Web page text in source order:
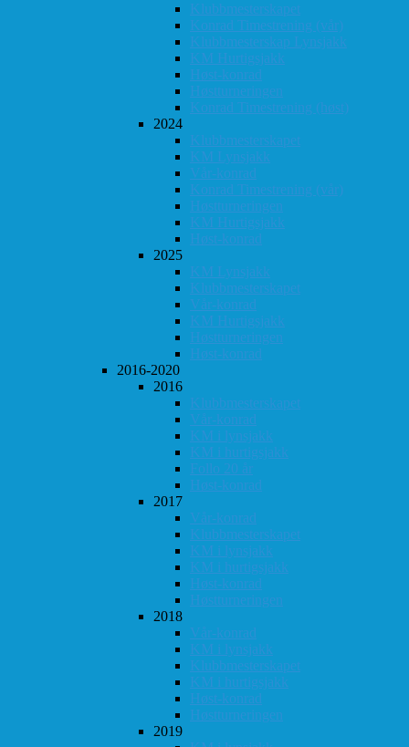
Klubbmesterskapet
Konrad Timestrening (vår)
Klubbmesterskap Lynsjakk
KM Hurtigsjakk
Høst-konrad
Høstturneringen
Konrad Timestrening (høst)
2024
Klubbmesterskapet
KM Lynsjakk
Vår-konrad
Konrad Timestrening (vår)
Høstturneringen
KM Hurtigsjakk
Høst-konrad
2025
KM Lynsjakk
Klubbmesterskapet
Vår-konrad
KM Hurtigsjakk
Høstturneringen
Høst-konrad
2016-2020
2016
Klubbmesterskapet
Vår-konrad
KM i lynsjakk
KM i hurtigsjakk
Follo 20 år
Høst-konrad
2017
Vår-konrad
Klubbmesterskapet
KM i lynsjakk
KM i hurtigsjakk
Høst-konrad
Høstturneringen
2018
Vår-konrad
KM i lynsjakk
Klubbmesterskapet
KM i hurtigsjakk
Høst-konrad
Høstturneringen
2019